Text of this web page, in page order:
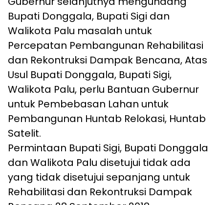
Bupati Donggala, Bupati Sigi dan
Walikota Palu masalah untuk
Percepatan Pembangunan Rehabilitasi
dan Rekontruksi Dampak Bencana, Atas
Usul Bupati Donggala, Bupati Sigi,
Walikota Palu, perlu Bantuan Gubernur
untuk Pembebasan Lahan untuk
Pembangunan Huntab Relokasi, Huntab
Satelit.
Permintaan Bupati Sigi, Bupati Donggala
dan Walikota Palu disetujui tidak ada
yang tidak disetujui sepanjang untuk
Rehabilitasi dan Rekontruksi Dampak